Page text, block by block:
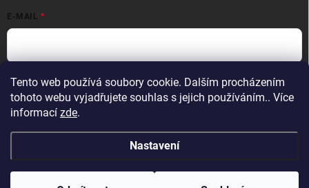
Tento web používá soubory cookie. Dalším procházením
tohoto webu vyjadřujete souhlas s jejich používáním.. Více
informací zde.
Nastavení
E-MAIL
Vložením e-mailu souhlasíte spodmínkami ochrany osobních údajů
Přihlásit se
Copyright 2026DOCTORFISHING.CZ. Všechna práva vyhrazena.